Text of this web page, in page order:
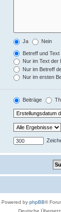
Ja Nein
Betreff und
Nur im Text der
Nur im Betreff
Nur im ersten
Beiträge
Powered by phpBB®
Deutsche